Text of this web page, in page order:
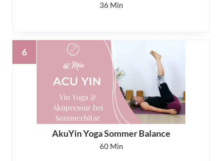
36
AkuYin Yoga Sommer Balance
60